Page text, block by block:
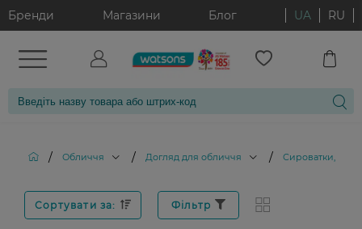
Бренди Магазини Блог UA RU
/ Обличчя / Догляд для обличчя / Сироватки,
Сортувати за: Фільтр